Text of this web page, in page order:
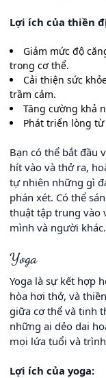
Lợi ích của thiền
Giảm mức độ
trong cơ thể.
Cải thiện sức
trầm cảm.
Tăng cường khả
Phát triển lòng
Bạn có thể bắt đầu
hít vào và thở ra,
tự nhiên những gì
phán xét. Có thể
thuật tập trung vào
mình và người khác.
Yoga
Yoga là sự kết hợp
hòa hơi thở, và
giữa cơ thể và tinh
những ai dẻo dai
mọi lứa tuổi và
Lợi ích của yoga: